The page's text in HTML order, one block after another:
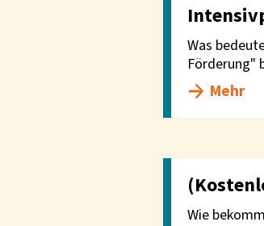
Was
Förderung"
Mehr
Wie